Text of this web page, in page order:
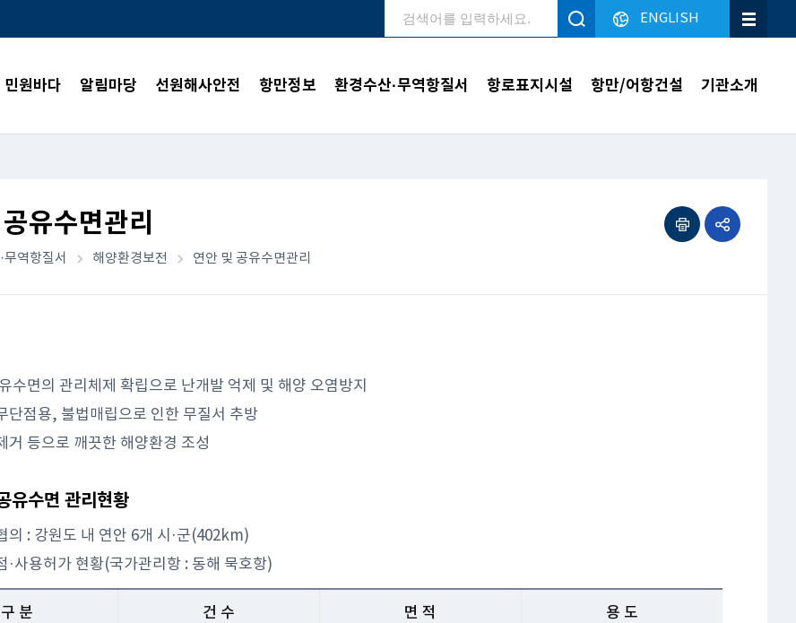
검색
ENGLISH
민원바다 알림마당 선원해사안전 항만정보 환경수산·무역항질서 항로표지시설 항만/어항건설 기관소개
유수면관리
무역항질서 해양환경보전 연안 및 공유수면관리
인쇄하기공유하기
수면의 관리체제 확립으로 난개발 억제 및 해양 오염방지
단점용, 불법매립으로 인한 무질서 추방
거 등으로 깨끗한 해양환경 조성
유수면 관리현황
의 : 강원도 내 연안 6개 시·군(402km)
·사용허가 현황(국가관리항 : 동해 묵호항)
구 분 건 수 면 적 용 도